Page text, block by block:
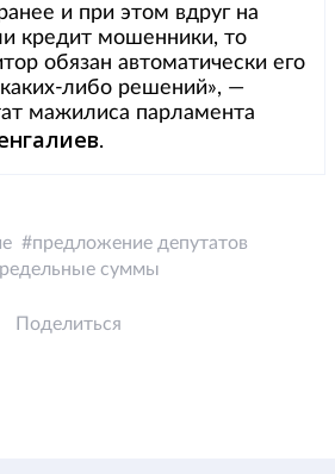
и при этом вдруг на
кредит мошенники, то
обязан автоматически его
каких-либо решений», —
мажилиса парламента
.
предложение депутатов
суммы
Поделиться